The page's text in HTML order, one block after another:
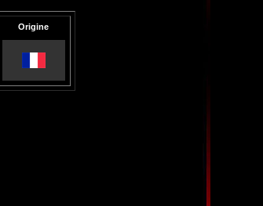
Origine